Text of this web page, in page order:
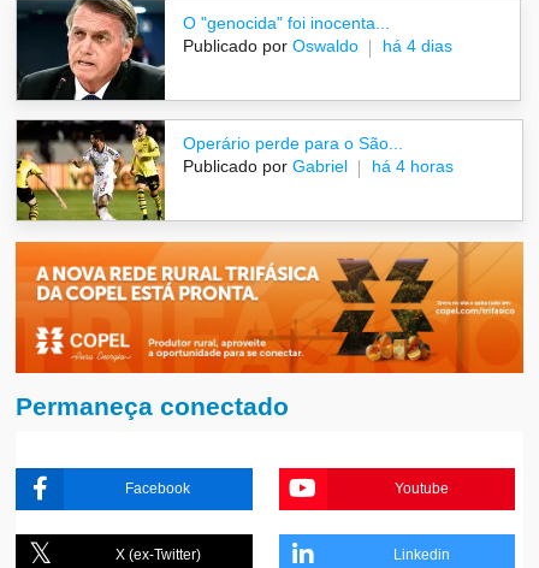
O "genocida" foi inocenta...
Publicado por Oswaldo há 4 dias
Operário perde para o São...
Publicado por Gabriel há 4 horas
Permaneça conectado
Facebook Youtube
X (ex-Twitter) Linkedin